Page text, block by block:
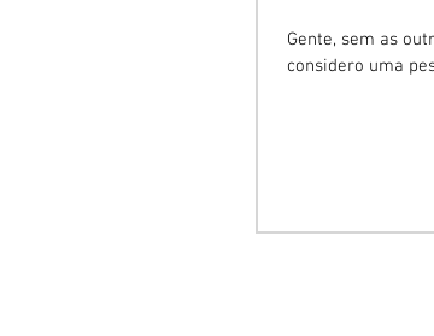
Gente, sem as
considero uma